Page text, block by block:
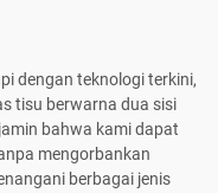
dengan teknologi terkini,
tisu berwarna dua sisi
bahwa kami dapat
mengorbankan
berbagai jenis